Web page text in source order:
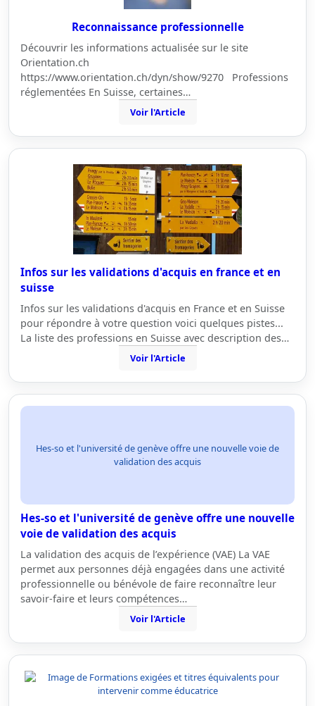
Reconnaissance professionnelle
Découvrir les informations actualisée sur le site
Orientation.ch
https://www.orientation.ch/dyn/show/9270 Professions
réglementées En Suisse, certaines…
Voir l'Article
Infos sur les validations d'acquis en france et en
suisse
Infos sur les validations d'acquis en France et en Suisse
pour répondre à votre question voici quelques pistes...
La liste des professions en Suisse avec description des…
Voir l'Article
Hes-so et l'université de genève offre une nouvelle voie de
validation des acquis
Hes-so et l'université de genève offre une nouvelle
voie de validation des acquis
La validation des acquis de l’expérience (VAE) La VAE
permet aux personnes déjà engagées dans une activité
professionnelle ou bénévole de faire reconnaître leur
savoir-faire et leurs compétences…
Voir l'Article